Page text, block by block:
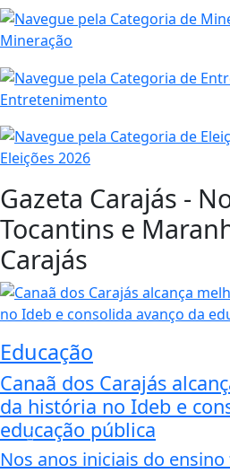
Mineração
Entretenimento
Eleições 2026
Gazeta Carajás -
Tocantins e
Carajás
Educação
Canaã dos Carajás
da história no Ideb e
educação pública
Nos anos iniciais do